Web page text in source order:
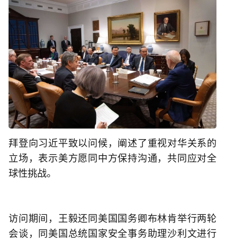
拜登向习近平致以问候，阐述了重视对华关系的
立场，表示美方愿同中方保持沟通，共同应对全
球性挑战。
访问期间，王毅还同美国国务卿布林肯举行两轮
会谈，同美国总统国家安全事务助理沙利文进行